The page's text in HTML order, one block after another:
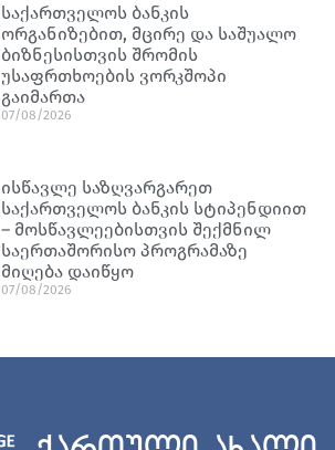
საქართველოს ბანკის
ორგანიზებით, მცირე და საშუალო
ბიზნესისთვის შრომის
უსაფრთხოების ვორკშოპი
გაიმართა
07/08/2026
ისწავლე საზღვარგარეთ
საქართველოს ბანკის სტიპენდიით
– მოსწავლეებისთვის შექმნილ
საერთაშორისო პროგრამაზე
მიღება დაიწყო
07/08/2026